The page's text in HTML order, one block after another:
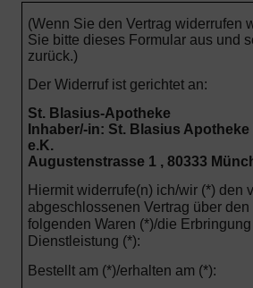
(Wenn Sie den Vertrag widerrufen
Sie bitte dieses Formular aus und
zurück.)
Der Widerruf ist gerichtet an:
St. Blasius-Apotheke
Inhaber/-in: St. Blasius
e.K.
Augustenstrasse 1 , 80333
Hiermit widerrufe(n) ich/wir (*) den
abgeschlossenen Vertrag über den
folgenden Waren (*)/die
Dienstleistung (*):
Bestellt am (*)/erhalten am (*):